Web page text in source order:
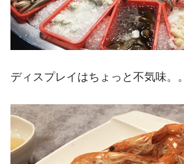
ディスプレイはちょっと不気味。。